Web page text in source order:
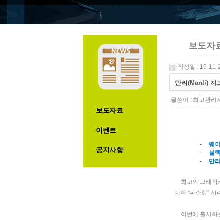
보도자료
이벤트
공지사항
보도자
작성일 : 16-11-
만리(Manli) 지
글쓴이 : 최고관리
-
웨
-
블
-
만
최고의 그래픽
디아 “파스칼” 시
이번에 출시하